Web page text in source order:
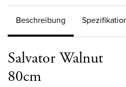
Beschreibung
Salvator Walnut
80cm